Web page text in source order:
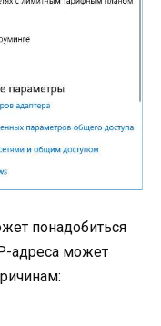
понадобиться
адреса может